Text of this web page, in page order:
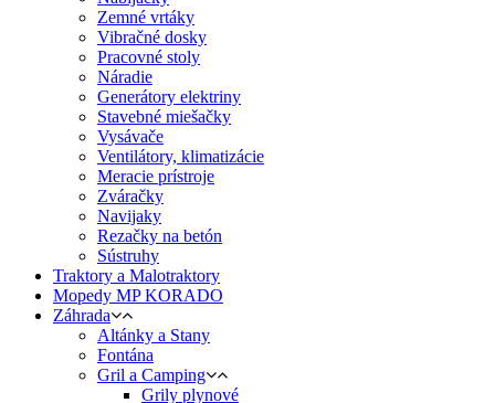
Zemné vrtáky
Vibračné dosky
Pracovné stoly
Náradie
Generátory elektriny
Stavebné miešačky
Vysávače
Ventilátory, klimatizácie
Meracie prístroje
Zváračky
Navijaky
Rezačky na betón
Sústruhy
Traktory a Malotraktory
Mopedy MP KORADO
Záhrada
Altánky a Stany
Fontána
Gril a Camping
Grily plynové